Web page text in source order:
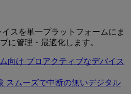
スを単一プラットフォームにま
に管理・最適化します。
向け プロアクティブなデバイス
スムーズで中断の無いデジタル